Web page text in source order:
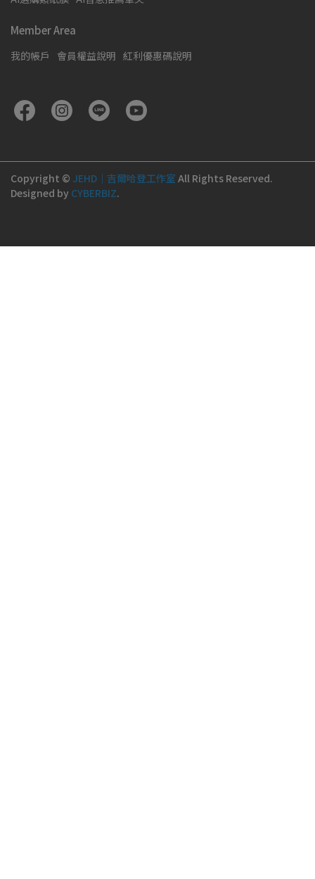
Member Area
我的帳戶 會員權益說明 紅利優惠碼說明
Copyright © JEHD｜吉爾哈登工作室 All Rights Reserved.
Designed by CYBERBIZ.